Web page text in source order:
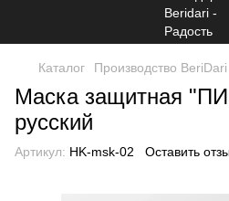
Каталог Производство BeriDari
Маска защитная
русский
Артикул: HK-msk-02 Оставить